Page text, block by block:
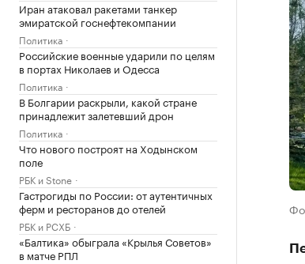
Иран атаковал ракетами танкер
эмиратской госнефтекомпании
Политика
Российские военные ударили по целям
в портах Николаев и Одесса
Политика
В Болгарии раскрыли, какой стране
принадлежит залетевший дрон
Политика
Что нового построят на Ходынском
поле
РБК и Stone
Гастрогиды по России: от аутентичных
ферм и ресторанов до отелей
РБК и РСХБ
«Балтика» обыграла «Крылья Советов»
в матче РПЛ